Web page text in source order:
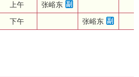
上午 张峪东
下午 张峪东